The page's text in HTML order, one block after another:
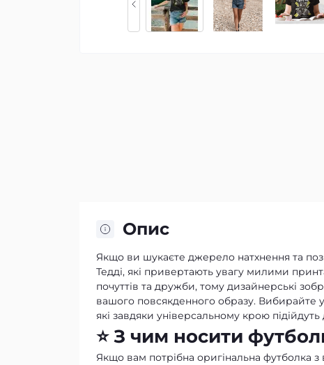
Опис
Якщо ви шукаєте джерело натхнення та
Тедді, які привертають увагу милими
почуттів та дружби, тому дизайнерські
вашого повсякденного образу. Вибирайте
які завдяки універсальному крою
⭐ З чим носити
Якщо вам потрібна оригінальна футболка